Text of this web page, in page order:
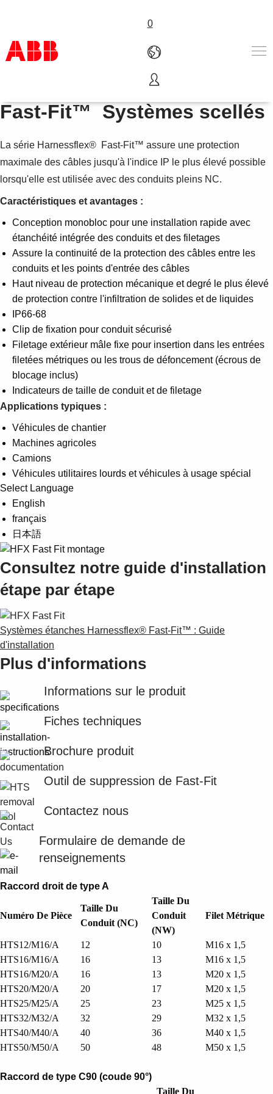
0
Produits & Services
Industries
A propos
Où acheter
Contactez-nous
Suggestions
Products
Shopping list preview
0
Fast-Fit™ Systèmes scellés
La série Harnessflex® Fast-Fit™ assure une protection
maximale des câbles jusqu'à l'indice IP le plus élevé possible
lorsqu'elle est utilisée avec des conduits pleins NC.
Caractéristiques et avantages :
Conception monobloc pour une installation rapide avec
étanchéité intégrée des conduits et des filetages
Assure la continuité de la protection des câbles entre les
conduits et les points d'entrée des câbles
Haut niveau de protection mécanique et degré le plus élevé
de protection contre l'infiltration de solides et de liquides
IP66-68
Clip de fixation pour conduit sécurisé
Filetage extérieur mâle fixe pour insertion dans les entrées
filetées métriques ou les trous de défoncement (écrous de
blocage inclus)
Indicateurs de taille de conduit et de filetage
Applications typiques :
Véhicules de chantier
Machines agricoles
Camions
Véhicules utilitaires lourds et véhicules à usage spécial
Select Language
English
français
日本語
Consultez notre guide d'installation
étape par étape
Systèmes étanches Harnessflex® Fast-Fit™ : Guide
d'installation
Plus d'informations
Informations sur le produit
Fiches techniques
Brochure produit
Outil de suppression de Fast-Fit
Contactez nous
Formulaire de demande de
renseignements
Raccord droit de type A
Numéro De Pièce
Taille Du
Conduit (NC)
Taille Du
Conduit
(NW)
Filet Métrique
HTS12/M16/A 12 10
M16 x 1,5
HTS16/M16/A
16 13
M16 x 1,5
HTS16/M20/A
16 13
M20 x 1,5
HTS20/M20/A
20 17
M20 x 1,5
HTS25/M25/A
25 23
M25 x 1,5
HTS32/M32/A
32 29
M32 x 1,5
HTS40/M40/A
40 36
M40 x 1,5
HTS50/M50/A
50 48 M50 x 1,5
Raccord de type C90 (coude 90°)
Taille Du